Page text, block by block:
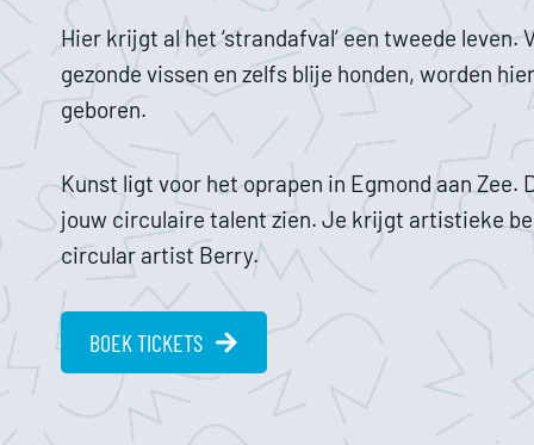
Hier krijgt al het ‘strandafval’ een tweede leven.
gezonde vissen en zelfs blije honden, worden
geboren.
Kunst ligt voor het oprapen in Egmond aan Zee.
jouw circulaire talent zien. Je krijgt artistieke
circular artist Berry.
BOEK TICKETS